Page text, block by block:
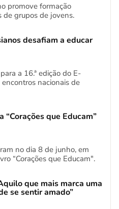
promove formação
de grupos de jovens.
desafiam a educar
a 16.ª edição do E-
nacionais de
que Educam”
no dia 8 de junho, em
“Corações que Educam".
que mais marca uma
se sentir amado”